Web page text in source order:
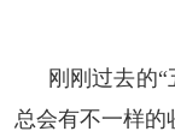
刚刚过去的
总会有不一样的